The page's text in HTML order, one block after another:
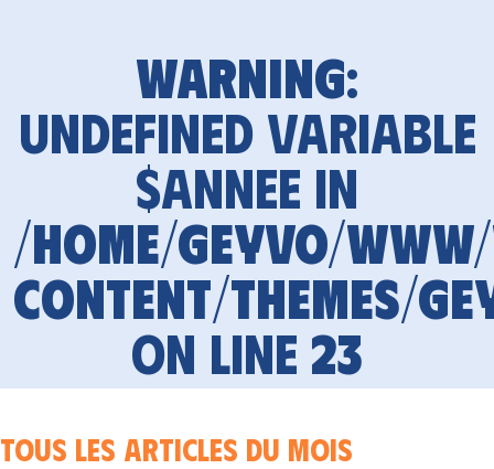
Warning:
Undefined variable
$annee in
/home/geyvo/
content/themes/
on line 23
Tous les articles du mois